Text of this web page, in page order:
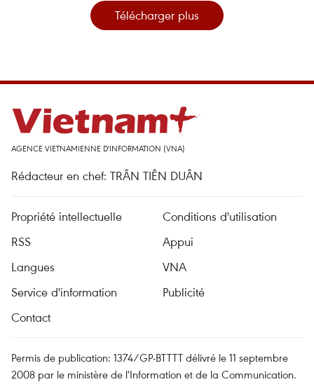
Télécharger plus
AGENCE VIETNAMIENNE D'INFORMATION (VNA)
Rédacteur en chef: TRÂN TIÊN DUÂN
Propriété intellectuelle
Conditions d'utilisation
RSS
Appui
Langues
VNA
Service d'information
Publicité
Contact
Permis de publication: 1374/GP-BTTTT délivré le 11 septembre
2008 par le ministère de l'Information et de la Communication.